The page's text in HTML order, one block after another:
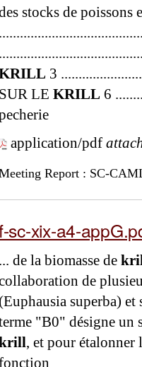
stocks de poissons
3
SUR LE KRILL 6
application/pdf
Report : SC-
sc-xix-a4-
... de la biomasse de
de
(Euphausia superba)
"B0" désigne un
, et pour